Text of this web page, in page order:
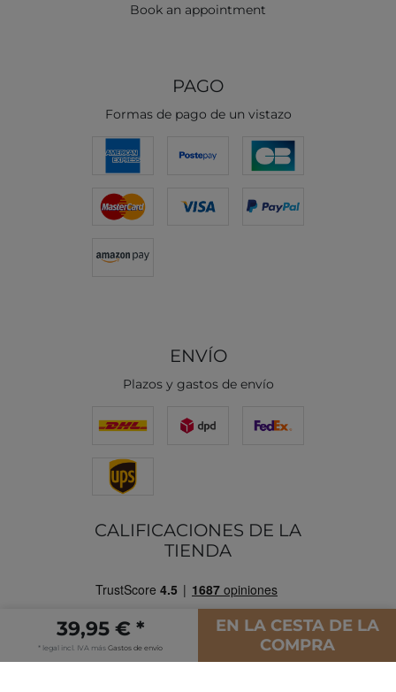
39,95 € *
* legal incl. IVA más Gastos de envío
EN LA CESTA DE LA
COMPRA
Book an appointment
PAGO
Formas de pago de un vistazo
ENVÍO
Plazos y gastos de envío
CALIFICACIONES DE LA
TIENDA